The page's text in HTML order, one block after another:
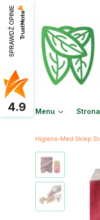
Menu
Higiena-Med Sklep
SPRAWDŹ OPINIE
4.9